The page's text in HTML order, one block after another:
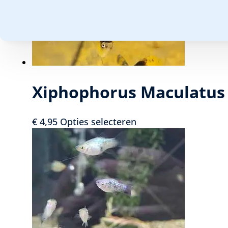
Xiphophorus
€ 4,95 Opties selecteren
product
heeft
meerdere
variaties.
Deze
optie
kan